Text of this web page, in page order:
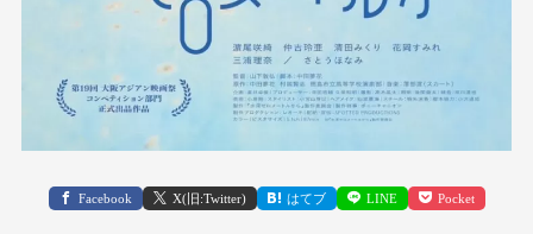
Facebook X(旧:Twitter) はてブ LINE Pocket